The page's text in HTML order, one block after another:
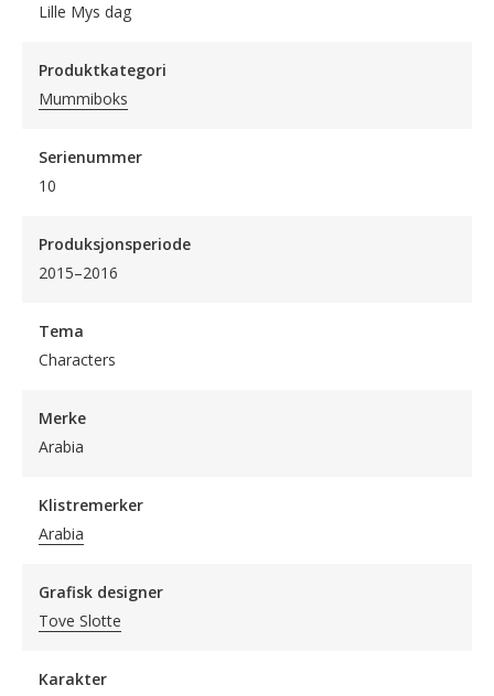
Lille Mys dag
Produktkategori
Mummiboks
Serienummer
10
Produksjonsperiode
2015–2016
Tema
Characters
Merke
Arabia
Klistremerker
Arabia
Grafisk designer
Tove Slotte
Karakter